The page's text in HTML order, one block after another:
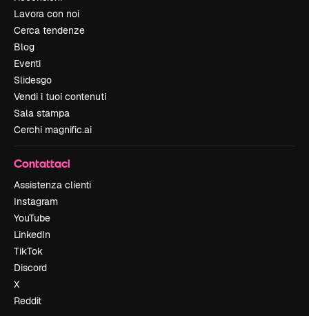
Lavora con noi
Cerca tendenze
Blog
Eventi
Slidesgo
Vendi i tuoi contenuti
Sala stampa
Cerchi magnific.ai
Contattaci
Assistenza clienti
Instagram
YouTube
LinkedIn
TikTok
Discord
X
Reddit